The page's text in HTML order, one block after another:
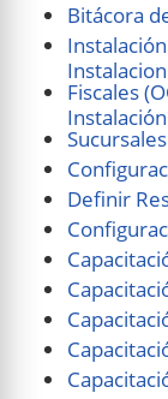
Bitácora
Fiscales
Definir